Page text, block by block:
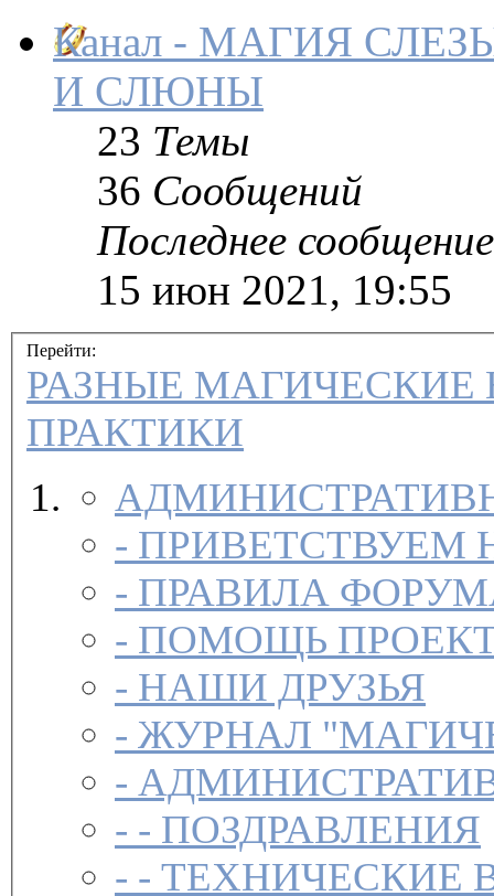
Канал - МАГИЯ
И СЛЮНЫ
23 Темы
36 Сообщений
Последнее сообщение
15 июн 2021, 19:55
Перейти:
РАЗНЫЕ МАГИЧЕСКИЕ
ПРАКТИКИ
- ПРИВЕТСТВУЕМ
-
ПРАВИЛА
- ПОМОЩЬ
- НАШИ ДРУЗЬЯ
- ЖУРНАЛ
-
- - ПОЗДРАВЛЕНИЯ
- - ТЕХНИЧЕСКИЕ